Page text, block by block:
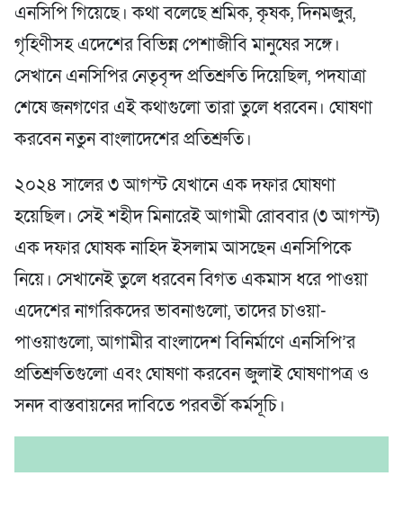
এনসিপি গিয়েছে। কথা বলেছে শ্রমিক, কৃষক, দিনমজুর,
গৃহিণীসহ এদেশের বিভিন্ন পেশাজীবি মানুষের সঙ্গে।
সেখানে এনসিপির নেতৃবৃন্দ প্রতিশ্রুতি দিয়েছিল, পদযাত্রা
শেষে জনগণের এই কথাগুলো তারা তুলে ধরবেন। ঘোষণা
করবেন নতুন বাংলাদেশের প্রতিশ্রুতি।
২০২৪ সালের ৩ আগস্ট যেখানে এক দফার ঘোষণা
হয়েছিল। সেই শহীদ মিনারেই আগামী রোববার (৩ আগস্ট)
এক দফার ঘোষক নাহিদ ইসলাম আসছেন এনসিপিকে
নিয়ে। সেখানেই তুলে ধরবেন বিগত একমাস ধরে পাওয়া
এদেশের নাগরিকদের ভাবনাগুলো, তাদের চাওয়া-
পাওয়াগুলো, আগামীর বাংলাদেশ বিনির্মাণে এনসিপি’র
প্রতিশ্রুতিগুলো এবং ঘোষণা করবেন জুলাই ঘোষণাপত্র ও
সনদ বাস্তবায়নের দাবিতে পরবর্তী কর্মসূচি।